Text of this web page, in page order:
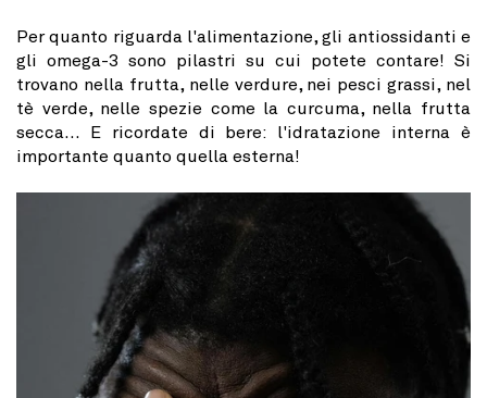
Per quanto riguarda l'alimentazione, gli antiossidanti e
gli omega-3 sono pilastri su cui potete contare! Si
trovano nella frutta, nelle verdure, nei pesci grassi, nel
tè verde, nelle spezie come la curcuma, nella frutta
secca... E ricordate di bere: l'idratazione interna è
importante quanto quella esterna!